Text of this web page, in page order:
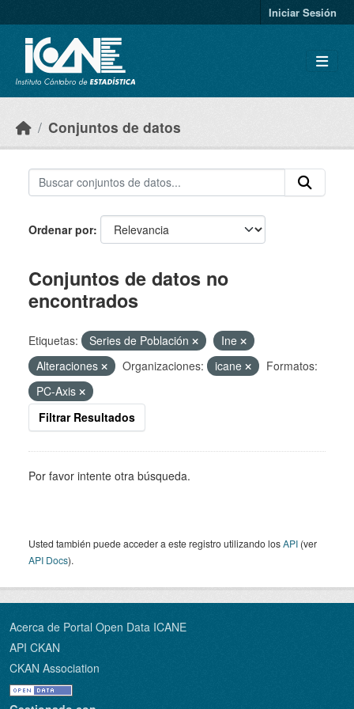
Iniciar Sesión
Conjuntos de datos
Ordenar por
Conjuntos de datos no
encontrados
Etiquetas: Series de Población
Ine
Alteraciones
Organizaciones: icane
Formatos:
PC-Axis
Filtrar Resultados
Por favor intente otra búsqueda.
Usted también puede acceder a este registro utilizando losAPI (ver
API Docs).
Acerca de Portal Open Data ICANE
API CKAN
CKAN Association